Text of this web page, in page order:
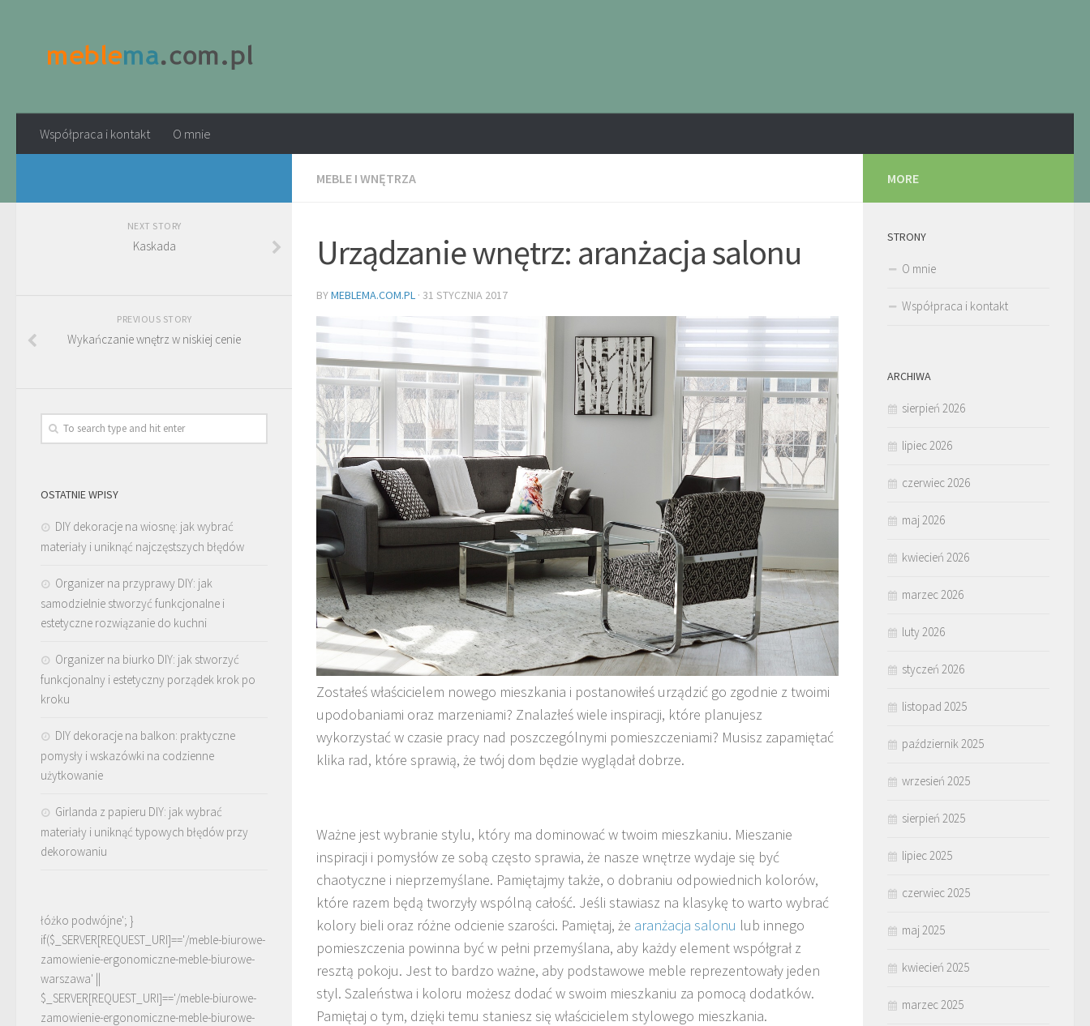
Współpraca i kontakt O mnie
MEBLE I WNĘTRZA
Urządzanie wnętrz: aranżacja salonu
BYMEBLEMA.COM.PL · 31 STYCZNIA 2017
Zostałeś właścicielem nowego mieszkania i postanowiłeś urządzić go zgodnie z twoimi
upodobaniami oraz marzeniami? Znalazłeś wiele inspiracji, które planujesz
wykorzystać w czasie pracy nad poszczególnymi pomieszczeniami? Musisz zapamiętać
klika rad, które sprawią, że twój dom będzie wyglądał dobrze.
Ważne jest wybranie stylu, który ma dominować w twoim mieszkaniu. Mieszanie
inspiracji i pomysłów ze sobą często sprawia, że nasze wnętrze wydaje się być
chaotyczne i nieprzemyślane. Pamiętajmy także, o dobraniu odpowiednich kolorów,
które razem będą tworzyły wspólną całość. Jeśli stawiasz na klasykę to warto wybrać
kolory bieli oraz różne odcienie szarości. Pamiętaj, że aranżacja salonu lub innego
pomieszczenia powinna być w pełni przemyślana, aby każdy element współgrał z
resztą pokoju. Jest to bardzo ważne, aby podstawowe meble reprezentowały jeden
styl. Szaleństwa i koloru możesz dodać w swoim mieszkaniu za pomocą dodatków.
Pamiętaj o tym, dzięki temu staniesz się właścicielem stylowego mieszkania.
NEXT STORY
Kaskada
PREVIOUS STORY
Wykańczanie wnętrz w niskiej cenie
OSTATNIE WPISY
DIY dekoracje na wiosnę: jak wybrać
materiały i uniknąć najczęstszych błędów
Organizer na przyprawy DIY: jak
samodzielnie stworzyć funkcjonalne i
estetyczne rozwiązanie do kuchni
Organizer na biurko DIY: jak stworzyć
funkcjonalny i estetyczny porządek krok po
kroku
DIY dekoracje na balkon: praktyczne
pomysły i wskazówki na codzienne
użytkowanie
Girlanda z papieru DIY: jak wybrać
materiały i uniknąć typowych błędów przy
dekorowaniu
łóżko podwójne'; }
if($_SERVER[REQUEST_URI]=='/meble-biurowe-
zamowienie-ergonomiczne-meble-biurowe-
warszawa' ||
$_SERVER[REQUEST_URI]=='/meble-biurowe-
zamowienie-ergonomiczne-meble-biurowe-
MORE
STRONY
O mnie
Współpraca i kontakt
ARCHIWA
sierpień 2026
lipiec 2026
czerwiec 2026
maj 2026
kwiecień 2026
marzec 2026
luty 2026
styczeń 2026
listopad 2025
październik 2025
wrzesień 2025
sierpień 2025
lipiec 2025
czerwiec 2025
maj 2025
kwiecień 2025
marzec 2025